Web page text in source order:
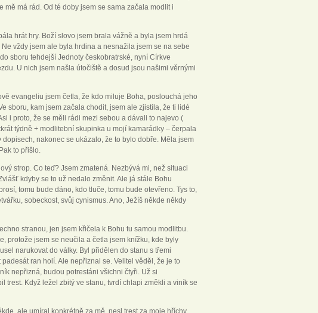
má rád. Od té doby jsem se sama začala modlit i
hrát hry. Boží slovo jsem brala vážně a byla jsem hrdá
vždy jsem ale byla hrdina a nesnažila jsem se na sebe
sboru tehdejší Jednoty českobratrské, nyní Církve
U nich jsem našla útočiště a dosud jsou našimi věrnými
evangeliu jsem četla, že kdo miluje Boha, poslouchá jeho
sboru, kam jsem začala chodit, jsem ale zjistila, že ti lidé
i proto, že se měli rádi mezi sebou a dávali to najevo (
týdně + modlitební skupinka u mojí kamarádky – čerpala
nakonec se ukázalo, že to bylo dobře. Měla jsem
to přišlo.
strop. Co teď? Jsem zmatená. Nezbývá mi, než situaci
kdyby se to už nedalo změnit. Ale já stále Bohu
tomu bude dáno, kdo tluče, tomu bude otevřeno. Tys to,
sobeckost, svůj cynismus. Ano, Ježíš někde někdy
stranou, jen jsem křičela k Bohu tu samou modlitbu.
protože jsem se neučila a četla jsem knížku, kde byly
narukovat do války. Byl přidělen do stanu s třemi
ran holí. Ale nepřiznal se. Velitel věděl, že je to
nepřizná, budou potrestáni všichni čtyři. Už si
Když ležel zbitý ve stanu, tvrdí chlapi změkli a viník se
ale umíral konkrétně za mě, nesl trest za moje hříchy.